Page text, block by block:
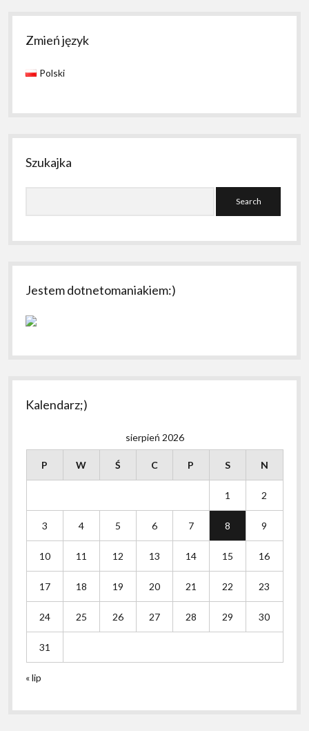
Sidebar
Zmień język
Polski
Szukajka
Jestem dotnetomaniakiem:)
Kalendarz;)
sierpień 2026
P W Ś C P S N
1 2
3 4 5 6 7 8 9
10 11 12 13 14 15 16
17 18 19 20 21 22 23
24 25 26 27 28 29 30
31
« lip